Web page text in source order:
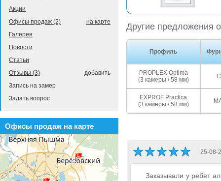
Другие предложения
Профиль
PROPLEX Optima
(3 камеры / 58 мм)
EXPROF Practica
(3 камеры / 58 мм)
25-08-
Заказывали у ребят
Акции
на карте
Офисы продаж (2)
Галерея
Новости
Статьи
добавить
Отзывы (3)
Запись на замер
Задать вопрос
Офисы продаж на карте